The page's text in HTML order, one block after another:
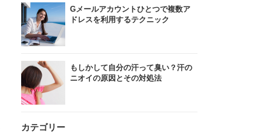
Gメールアカウントひとつで複数ア
ドレスを利用するテクニック
もしかして自分の汗って臭い？汗の
ニオイの原因とその対処法
カテゴリー